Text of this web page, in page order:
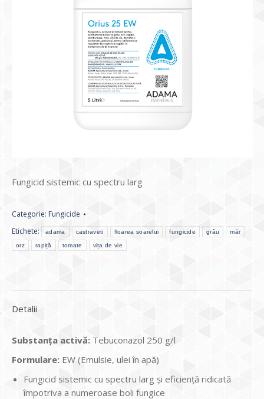
Fungicid sistemic cu spectru larg
Categorie: Fungicide
Etichete:
adama castraveti floarea soarelui fungicide grâu măr
orz rapiță tomate vița de vie
Detalii
Substanța activă: Tebuconazol 250 g/l
Formulare: EW (Emulsie, ulei în apă)
Fungicid sistemic cu spectru larg și eficiență ridicată
împotriva a numeroase boli fungice